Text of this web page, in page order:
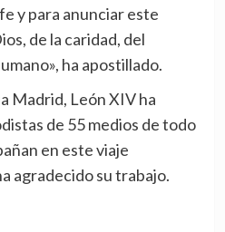
y para anunciar este
de la caridad, del
ha apostillado.
de 55 medios de todo
en este viaje
agradecido su trabajo.